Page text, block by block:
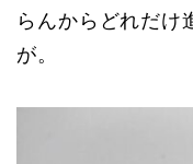
らんからどれだけ
が。